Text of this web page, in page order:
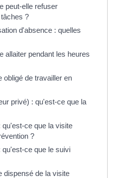
peut-elle refuser
?
d'absence : quelles
allaiter pendant les heures
obligé de travailler en
privé) : qu'est-ce que la
qu'est-ce que la visite
?
qu'est-ce que le suivi
dispensé de la visite